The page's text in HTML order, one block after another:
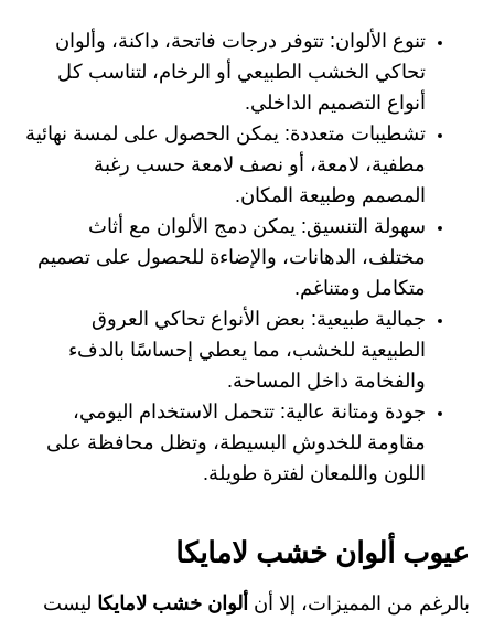
تنوع الألوان: تتوفر درجات فاتحة، داكنة، وألوان
تحاكي الخشب الطبيعي أو الرخام، لتناسب كل
أنواع التصميم الداخلي.
تشطيبات متعددة: يمكن الحصول على لمسة نهائية
مطفية، لامعة، أو نصف لامعة حسب رغبة
المصمم وطبيعة المكان.
سهولة التنسيق: يمكن دمج الألوان مع أثاث
مختلف، الدهانات، والإضاءة للحصول على تصميم
متكامل ومتناغم.
جمالية طبيعية: بعض الأنواع تحاكي العروق
الطبيعية للخشب، مما يعطي إحساسًا بالدفء
والفخامة داخل المساحة.
جودة ومتانة عالية: تتحمل الاستخدام اليومي،
مقاومة للخدوش البسيطة، وتظل محافظة على
اللون واللمعان لفترة طويلة.
عيوب ألوان خشب لامايكا
بالرغم من المميزات، إلا أن ألوان خشب لامايكا ليست